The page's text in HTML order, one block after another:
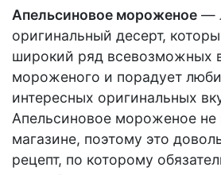
Апельсиновое мороженое —
оригинальный десерт,
широкий ряд всевозможных
мороженого и порадует
интересных оригинальных
Апельсиновое мороженое не
магазине, поэтому это
рецепт, по которому